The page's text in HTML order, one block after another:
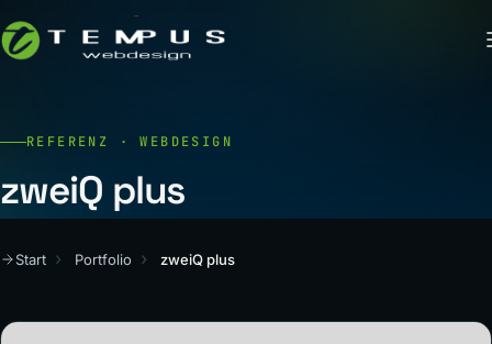
REFERENZ · WEBDESIGN
zweiQ plus
Start Portfolio zweiQ plus